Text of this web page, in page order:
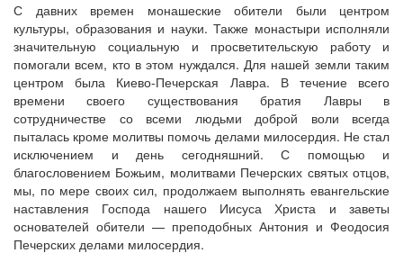
12 сентября 2015
Название трансляции
12 сентября 2015Название трансляции
12 сентября 2015Название трансляции
12 сентября 2015 Название трансляции
Перейти к архиву
С давних времен монашеские обители были центром
культуры, образования и науки. Также монастыри исполняли
значительную социальную и просветительскую работу и
помогали всем, кто в этом нуждался. Для нашей земли таким
центром была Киево-Печерская Лавра. В течение всего
времени своего существования братия Лавры в
сотрудничестве со всеми людьми доброй воли всегда
пыталась кроме молитвы помочь делами милосердия. Не стал
исключением и день сегодняшний. С помощью и
благословением Божьим, молитвами Печерских святых отцов,
мы, по мере своих сил, продолжаем выполнять евангельские
наставления Господа нашего Иисуса Христа и заветы
основателей обители — преподобных Антония и Феодосия
Печерских делами милосердия.